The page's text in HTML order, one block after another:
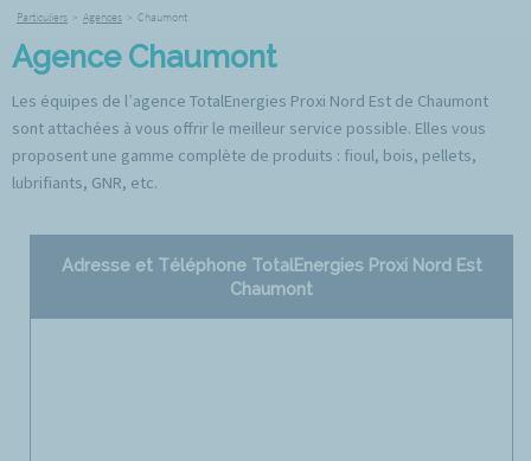
Particuliers > Agences > Chaumont
Agence Chaumont
Les équipes de l’agence TotalEnergies Proxi Nord Est de Chaumont
sont attachées à vous offrir le meilleur service possible. Elles vous
proposent une gamme complète de produits : fioul, bois, pellets,
lubrifiants, GNR, etc.
Adresse et Téléphone TotalEnergies Proxi Nord Est
Chaumont